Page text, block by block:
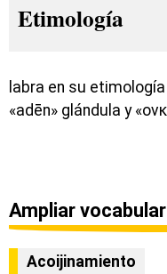
Etimología
labra en su
«adēn» glándula y
Ampliar
Acoijinamiento